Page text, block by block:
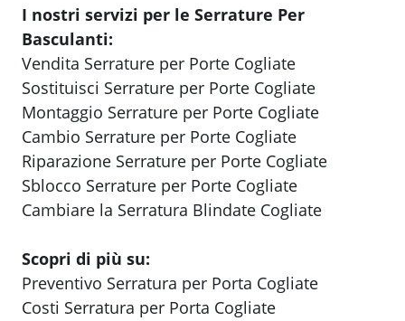
I nostri servizi per le Serrature Per
Basculanti:
Vendita Serrature per Porte Cogliate
Sostituisci Serrature per Porte Cogliate
Montaggio Serrature per Porte Cogliate
Cambio Serrature per Porte Cogliate
Riparazione Serrature per Porte Cogliate
Sblocco Serrature per Porte Cogliate
Cambiare la Serratura Blindate Cogliate
Scopri di più su:
Preventivo Serratura per Porta Cogliate
Costi Serratura per Porta Cogliate